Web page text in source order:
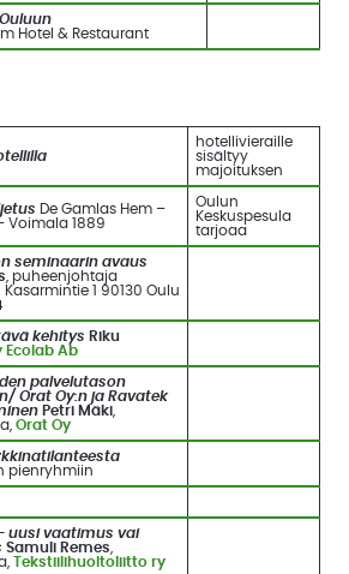
Hotel & Restaurant
hotellivieraille
sisältyy
majoituksen
De Gamlas Hem –
Voimala 1889
Oulun
Keskuspesula
tarjoaa
seminaarin avaus
, puheenjohtaja
Kasarmintie 1 90130 Oulu
kehitys Riku
Ecolab Ab
palvelutason
Orat Oy:n ja Ravatek
Petri Mäki ,
Orat Oy
pienryhmiin
uusi vaatimus vai
Samuli Remes,
Tekstiilihuoltoliitto ry